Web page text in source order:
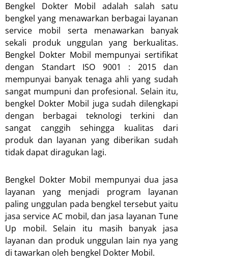
Bengkel Dokter Mobil adalah salah satu
bengkel yang menawarkan berbagai layanan
service mobil serta menawarkan banyak
sekali produk unggulan yang berkualitas.
Bengkel Dokter Mobil mempunyai sertifikat
dengan Standart ISO 9001 : 2015 dan
mempunyai banyak tenaga ahli yang sudah
sangat mumpuni dan profesional. Selain itu,
bengkel Dokter Mobil juga sudah dilengkapi
dengan berbagai teknologi terkini dan
sangat canggih sehingga kualitas dari
produk dan layanan yang diberikan sudah
tidak dapat diragukan lagi.
Bengkel Dokter Mobil mempunyai dua jasa
layanan yang menjadi program layanan
paling unggulan pada bengkel tersebut yaitu
jasa service AC mobil, dan jasa layanan Tune
Up mobil. Selain itu masih banyak jasa
layanan dan produk unggulan lain nya yang
di tawarkan oleh bengkel Dokter Mobil.